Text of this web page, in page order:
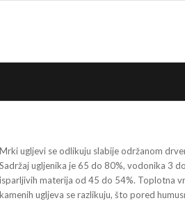
Mrki ugljevi se odlikuju slabije održanom
Sadržaj ugljenika je 65 do 80%, vodonika 3
isparljivih materija od 45 do 54%. Toplotna
kamenih ugljeva se razlikuju, što pored